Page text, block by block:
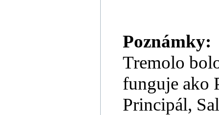
Poznámky:
Tremolo
funguje ako
Principál,